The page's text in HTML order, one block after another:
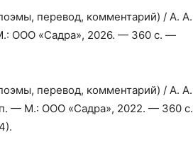
перевод, комментарий) / А. А.
ООО «Садра», 2026. — 360 с. —
перевод, комментарий) / А. А.
— М.: ООО «Садра», 2022. — 360 с.